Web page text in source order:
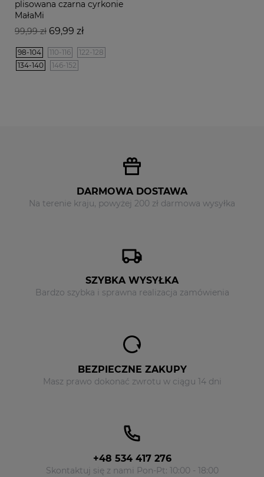
plisowana czarna cyrkonie
MałaMi
Cena
99,99 zł Cena
69,99 zł
98-104 110-116
122-128
134-140
146-152
DARMOWA DOSTAWA
Na terenie kraju, powyżej 200 zł darmowa wysyłka
SZYBKA WYSYŁKA
Bardzo szybka i sprawna realizacja zamówienia
BEZPIECZNE ZAKUPY
Masz prawo dokonać zwrotu w ciągu 14 dni
+48 534 417 276
Skontaktuj się z nami Pon-Pt: 10:00 - 18:00